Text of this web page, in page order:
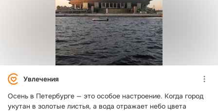
Увлечения
Осень в Петербурге — это особое настроение. Когда город
укутан в золотые листья, а вода отражает небо цвета